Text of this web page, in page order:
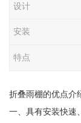
设计
安装
特点
折叠雨棚的优点介
一、具有安装快速